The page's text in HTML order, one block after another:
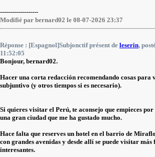
-------------------
Modifié par bernard02 le 08-07-2026 23:37
Réponse : [Espagnol]Subjonctif présent de leserin,
11:52:05
Bonjour, bernard02.
Hacer una corta redacción recomendando cosas para
subjuntivo (y otros tiempos si es necesario).
Si quieres visitar el Perú, te aconsejo que empieces
una gran ciudad que me ha gustado mucho.
Hace falta que reserves un hotel en el barrio de
con grandes avenidas y desde allí se puede visitar
interesantes.